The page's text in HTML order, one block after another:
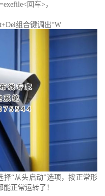
回车>，
组合键调出“W
择“从头启动”选项，按正常形
正常运转了！